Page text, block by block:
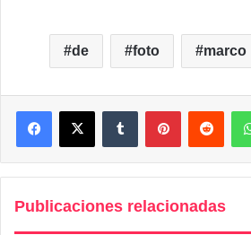
de foto marco
FacebookX Tumblr Pinterest
Publicaciones relacionadas